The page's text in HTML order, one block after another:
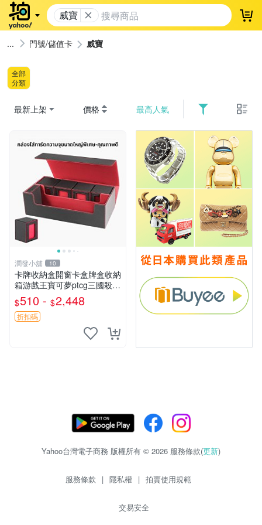
威寶 登
門號/儲值卡 威寶
全部
分類
最新上架 價格 最高人氣
潤發小舖 10
卡牌收納盒開窗卡盒牌盒收納
箱游戲王寶可夢ptcg三國殺海
賊王dtcg
$510 - $2,448
折扣碼
Yahoo台灣電子商務 版權所有 © 2026 服務條款(更新)
服務條款 | 隱私權 | 拍賣使用規範
交易安全